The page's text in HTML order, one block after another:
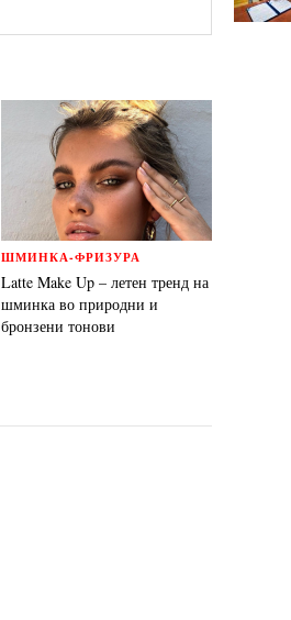
ШМИНКА-ФРИЗУРА
Latte Make Up – летен тренд на
шминка во природни и
бронзени тонови